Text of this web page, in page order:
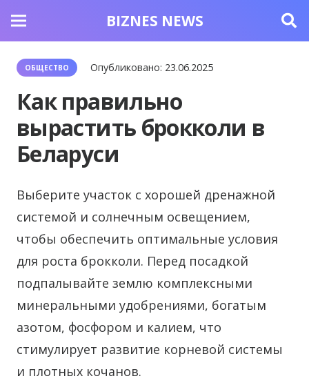
BIZNES NEWS
ОБЩЕСТВО Опубликовано: 23.06.2025
Как правильно
вырастить брокколи в
Беларуси
Выберите участок с хорошей дренажной
системой и солнечным освещением,
чтобы обеспечить оптимальные условия
для роста брокколи. Перед посадкой
подпалывайте землю комплексными
минеральными удобрениями, богатым
азотом, фосфором и калием, что
стимулирует развитие корневой системы
и плотных кочанов.